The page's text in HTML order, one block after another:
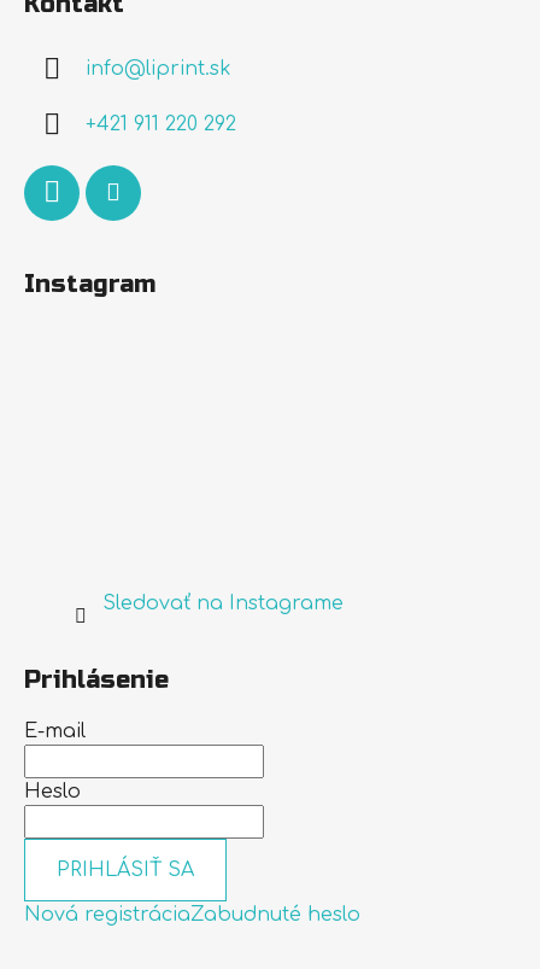
info@liprint.sk
+421 911 220 292
Instagram
Sledovať na Instagrame
Prihlásenie
E-mail
Heslo
PRIHLÁSIŤ SA
Nová registráciaZabudnuté heslo